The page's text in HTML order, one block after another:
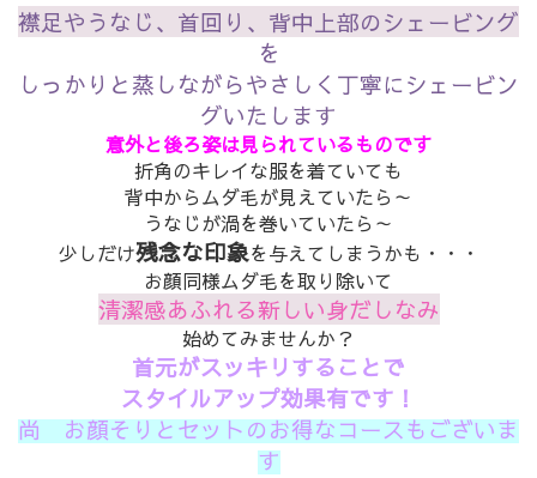
襟足やうなじ、首回り、背中上部のシェービング
を
しっかりと蒸しながらやさしく丁寧にシェービン
グいたします
意外と後ろ姿は見られているものです
折角のキレイな服を着ていても
背中からムダ毛が見えていたら～
うなじが渦を巻いていたら～
少しだけ残念な印象を与えてしまうかも・・・
お顔同様ムダ毛を取り除いて
清潔感あふれる新しい身だしなみ
始めてみませんか？
首元がスッキリすることで
スタイルアップ効果有です！
尚 お顔そりとセットのお得なコースもございま
す